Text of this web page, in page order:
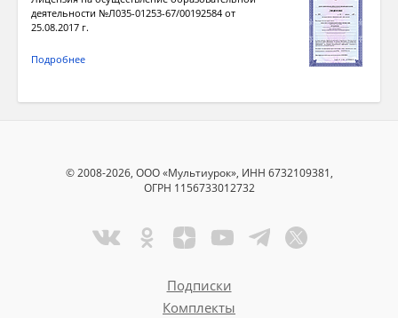
деятельности №Л035-01253-67/00192584 от
25.08.2017 г.
Подробнее
© 2008-2026, ООО «Мультиурок», ИНН 6732109381,
ОГРН 1156733012732
Подписки
Комплекты